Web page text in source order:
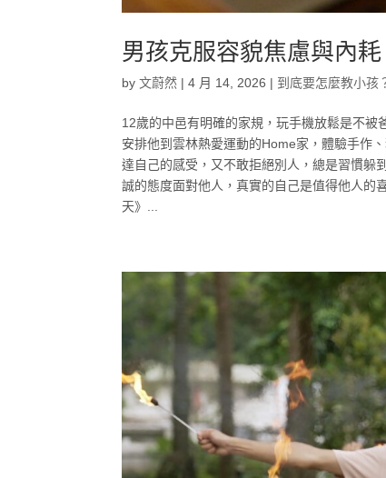
男孩克服容貌焦慮與內
by文蔚然 |4 月 14, 2026 | 到底要怎麼教小孩
12歲的中邑有明確的家規，玩手機放鬆是不
安排他到雲林熱愛運動的Home家，體驗手作
達自己的感受，又不敢拒絕別人，總是習慣躲
誠的態度面對他人，真實的自己是值得他人的
天》...